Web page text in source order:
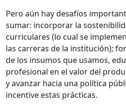
Pero aún hay desafíos
sumar: incorporar la
curriculares (lo cual se
las carreras de la institución);
de los insumos que usamos,
profesional en el valor del
y avanzar hacia una política
incentive estas prácticas.